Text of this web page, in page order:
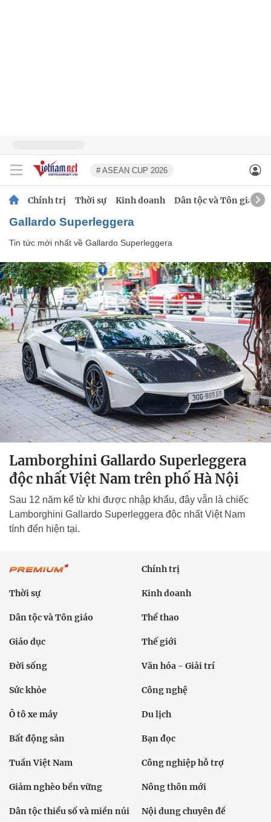
# ASEAN CUP 2026
Chính trị Thời sự Kinh doanh Dân tộc và Tôn giáo
Gallardo Superleggera
Tin tức mới nhất về Gallardo Superleggera
Lamborghini Gallardo Superleggera
độc nhất Việt Nam trên phố Hà Nội
Sau 12 năm kể từ khi được nhập khẩu, đây vẫn là chiếc
Lamborghini Gallardo Superleggera độc nhất Việt Nam
tính đến hiện tại.
Chính trị
Thời sự Kinh doanh
Dân tộc và Tôn giáo Thể thao
Giáo dục Thế giới
Đời sống Văn hóa - Giải trí
Sức khỏe Công nghệ
Ô tô xe máy Du lịch
Bất động sản Bạn đọc
Tuần Việt Nam Công nghiệp hỗ trợ
Giảm nghèo bền vững Nông thôn mới
Dân tộc thiểu số và miền núi Nội dung chuyên đề